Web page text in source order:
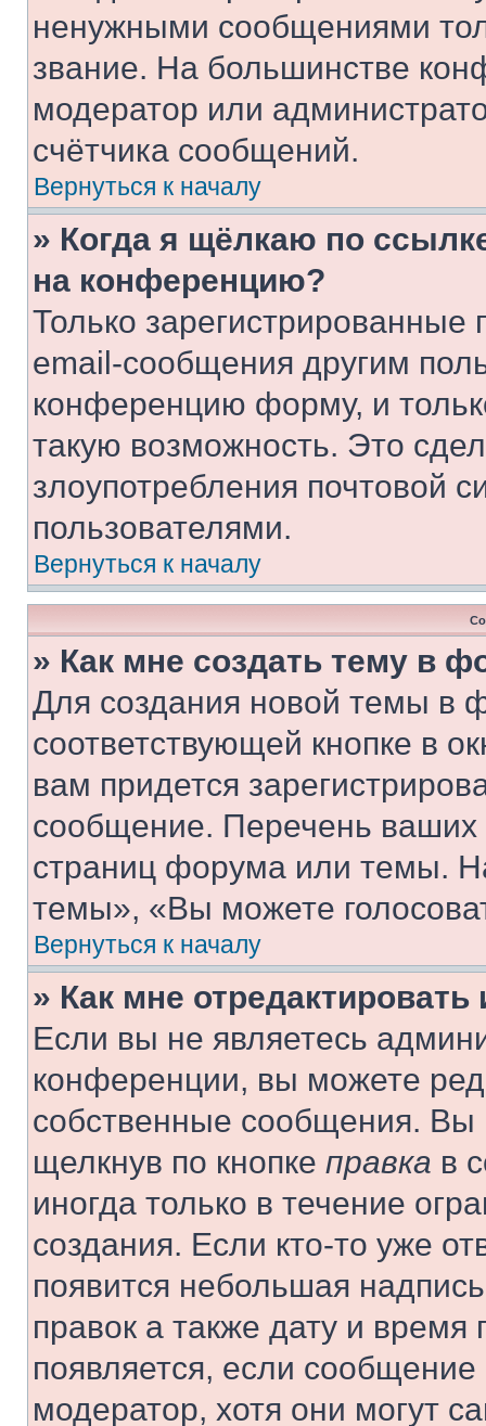
ненужными сообщениями
звание. На большинстве
модератор или
счётчика сообщений.
Вернуться к началу
» Когда я щёлкаю по
на конференцию?
Только зарегистрированные
email-сообщения другим
конференцию форму, и
такую возможность. Это
злоупотребления почтовой
пользователями.
Вернуться к началу
» Как мне создать тему в
Для создания новой темы в
соответствующей кнопке в
вам придется
сообщение. Перечень ваших
страниц форума или темы.
темы», «Вы можете
Вернуться к началу
» Как мне
Если вы не являетесь
конференции, вы можете
собственные сообщения. Вы
щелкнув по кнопке правка в
иногда только в течение
создания. Если кто-то уже
появится небольшая
правок а также дату и
появляется, если
модератор, хотя они могут